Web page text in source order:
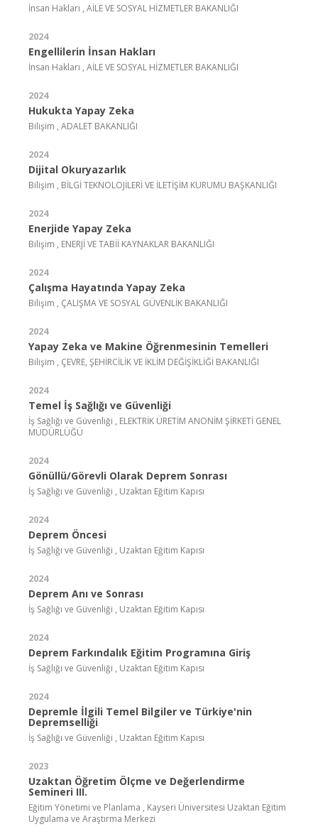
İnsan Hakları , AİLE VE SOSYAL HİZMETLER BAKANLIĞI
2024
Engellilerin İnsan Hakları
İnsan Hakları , AİLE VE SOSYAL HİZMETLER BAKANLIĞI
2024
Hukukta Yapay Zeka
Bilişim , ADALET BAKANLIĞI
2024
Dijital Okuryazarlık
Bilişim , BİLGİ TEKNOLOJİLERİ VE İLETİŞİM KURUMU BAŞKANLIĞI
2024
Enerjide Yapay Zeka
Bilişim , ENERJİ VE TABİİ KAYNAKLAR BAKANLIĞI
2024
Çalışma Hayatında Yapay Zeka
Bilişim , ÇALIŞMA VE SOSYAL GÜVENLİK BAKANLIĞI
2024
Yapay Zeka ve Makine Öğrenmesinin Temelleri
Bilişim , ÇEVRE, ŞEHİRCİLİK VE İKLİM DEĞİŞİKLİĞİ BAKANLIĞI
2024
Temel İş Sağlığı ve Güvenliği
İş Sağlığı ve Güvenliği , ELEKTRİK ÜRETİM ANONİM ŞİRKETİ GENEL
MÜDÜRLÜĞÜ
2024
Gönüllü/Görevli Olarak Deprem Sonrası
İş Sağlığı ve Güvenliği , Uzaktan Eğitim Kapısı
2024
Deprem Öncesi
İş Sağlığı ve Güvenliği , Uzaktan Eğitim Kapısı
2024
Deprem Anı ve Sonrası
İş Sağlığı ve Güvenliği , Uzaktan Eğitim Kapısı
2024
Deprem Farkındalık Eğitim Programına Giriş
İş Sağlığı ve Güvenliği , Uzaktan Eğitim Kapısı
2024
Depremle İlgili Temel Bilgiler ve Türkiye'nin
Depremselliği
İş Sağlığı ve Güvenliği , Uzaktan Eğitim Kapısı
2023
Uzaktan Öğretim Ölçme ve Değerlendirme
Semineri III.
Eğitim Yönetimi ve Planlama , Kayseri Üniversitesi Uzaktan Eğitim
Uygulama ve Araştırma Merkezi